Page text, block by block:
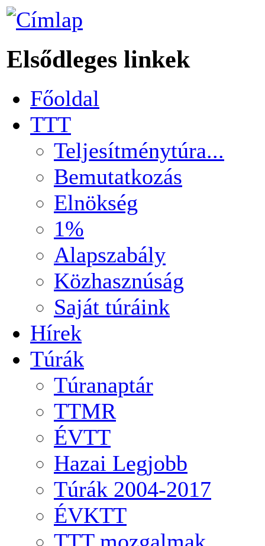
Elsődleges linkek
Főoldal
TTT
Teljesítménytúra...
Bemutatkozás
Elnökség
1%
Alapszabály
Közhasznúság
Saját túráink
Hírek
Túrák
Túranaptár
TTMR
ÉVTT
Hazai Legjobb
Túrák 2004-2017
ÉVKTT